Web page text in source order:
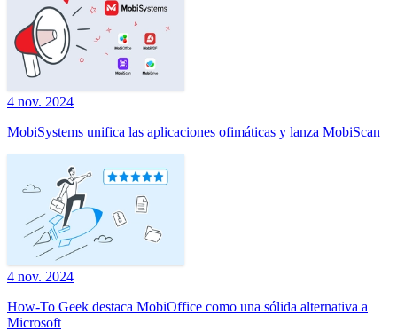
4 nov. 2024
MobiSystems unifica las aplicaciones ofimáticas y lanza MobiScan
4 nov. 2024
How-To Geek destaca MobiOffice como una sólida alternativa a
Microsoft